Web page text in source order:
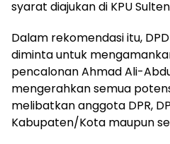
syarat diajukan di KPU
Dalam rekomendasi itu,
diminta untuk
pencalonan Ahmad Ali-
mengerahkan semua
melibatkan anggota DPR,
Kabupaten/Kota maupun